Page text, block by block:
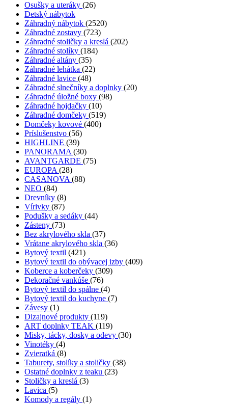
Osušky a uteráky (26)
Detský nábytok
Záhradný nábytok (2520)
Záhradné zostavy (723)
Záhradné stoličky a kreslá (202)
Záhradné stolíky (184)
Záhradné altány (35)
Záhradné lehátka (22)
Záhradné lavice (48)
Záhradné slnečníky a doplnky (20)
Záhradné úložné boxy (98)
Záhradné hojdačky (10)
Záhradné domčeky (519)
Domčeky kovové (400)
Príslušenstvo (56)
HIGHLINE (39)
PANORAMA (30)
AVANTGARDE (75)
EUROPA (28)
CASANOVA (88)
NEO (84)
Drevníky (8)
Vírivky (87)
Podušky a sedáky (44)
Zásteny (73)
Bez akrylového skla (37)
Vrátane akrylového skla (36)
Bytový textil (421)
Bytový textil do obývacej izby (409)
Koberce a koberčeky (309)
Dekoračné vankúše (76)
Bytový textil do spálne (4)
Bytový textil do kuchyne (7)
Závesy (1)
Dizajnové produkty (119)
ART doplnky TEAK (119)
Misky, tácky, dosky a odevy (30)
Vinotéky (4)
Zvieratká (8)
Taburety, stolíky a stoličky (38)
Ostatné doplnky z teaku (23)
Stoličky a kreslá (3)
Lavica (5)
Komody a regály (1)